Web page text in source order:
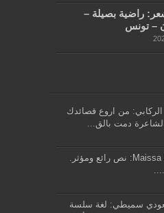
راضية بصيلة –
– تونس
من اروع قصائدك
دمت بالق...
Maissa Boutiche: نص رائع ومؤثر.
سميطي: لغة سلسة